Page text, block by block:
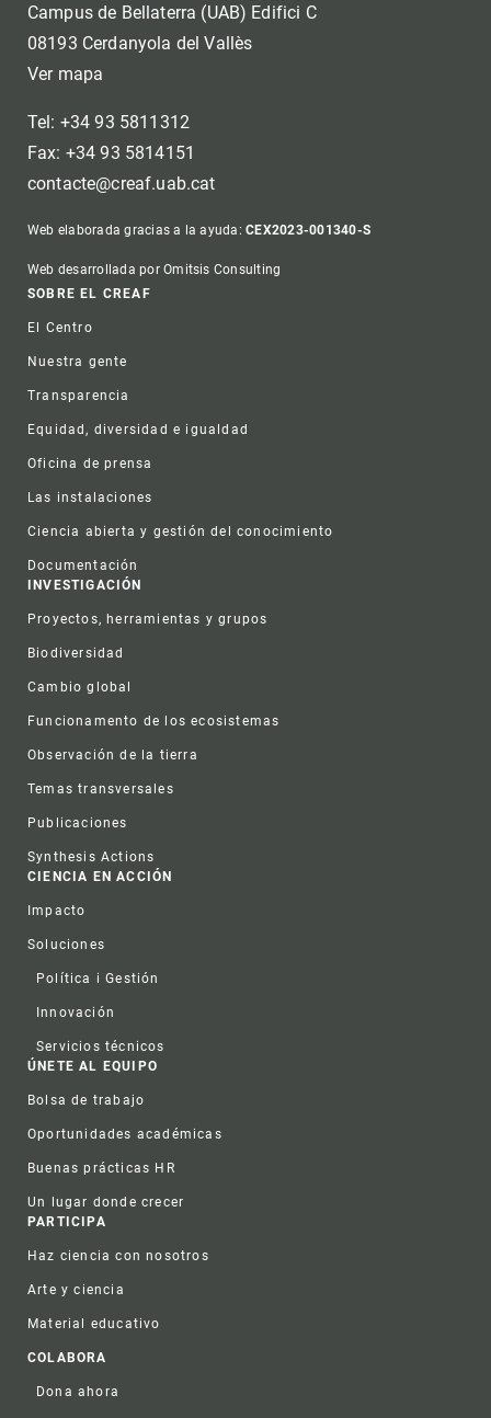
Campus de Bellaterra (UAB) Edifici C
08193 Cerdanyola del Vallès
Ver mapa
Tel: +34 93 5811312
Fax: +34 93 5814151
contacte@creaf.uab.cat
Web elaborada gracias a la ayuda:CEX2023-001340-S
Web desarrollada por Omitsis Consulting
Footer
SOBRE EL CREAF
El Centro
Nuestra gente
Transparencia
Equidad, diversidad e igualdad
Oficina de prensa
Las instalaciones
Ciencia abierta y gestión del conocimiento
Documentación
INVESTIGACIÓN
Proyectos, herramientas y grupos
Biodiversidad
Cambio global
Funcionamento de los ecosistemas
Observación de la tierra
Temas transversales
Publicaciones
Synthesis Actions
CIENCIA EN ACCIÓN
Impacto
Soluciones
Política i Gestión
Innovación
Servicios técnicos
ÚNETE AL EQUIPO
Bolsa de trabajo
Oportunidades académicas
Buenas prácticas HR
Un lugar donde crecer
PARTICIPA
Haz ciencia con nosotros
Arte y ciencia
Material educativo
COLABORA
Dona ahora